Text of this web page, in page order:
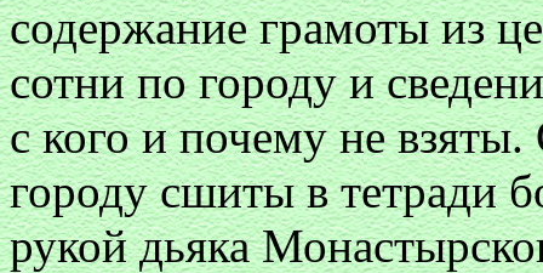
содержание грамоты из
сотни по городу и
с кого и почему не
городу сшиты в тетради
рукой дьяка